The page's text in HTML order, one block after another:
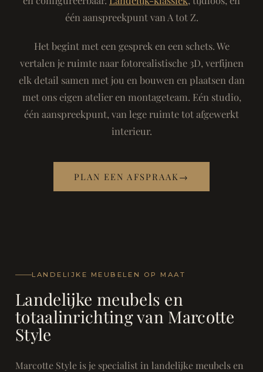
één aanspreekpunt van A tot Z.
Het begint met een gesprek en een schets. We
vertalen je ruimte naar fotorealistische 3D, verfijnen
elk detail samen met jou en bouwen en plaatsen dan
met ons eigen atelier en montageteam. Eén studio,
één aanspreekpunt, van lege ruimte tot afgewerkt
interieur.
PLAN EEN AFSPRAAK →
LANDELIJKE MEUBELEN OP MAAT
Landelijke meubels en
totaalinrichting van Marcotte
Style
Marcotte Style is je specialist in landelijke meubels en